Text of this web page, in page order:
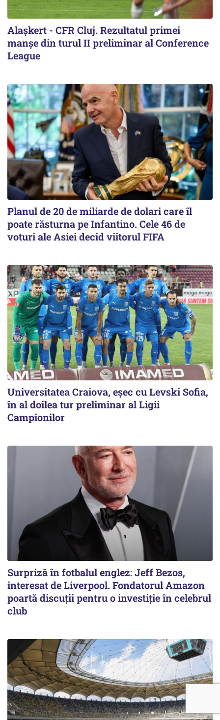
Alaşkert - CFR Cluj. Rezultatul primei
manșe din turul II preliminar al Conference
League
Planul de 20 de miliarde de dolari care îl
poate răsturna pe Infantino. Cele 46 de
voturi ale Asiei decid viitorul FIFA
Universitatea Craiova, eșec cu Levski Sofia,
în al doilea tur preliminar al Ligii
Campionilor
Surpriză în fotbalul englez: Jeff Bezos,
interesat de Liverpool. Fondatorul Amazon
poartă discuții pentru o investiție în celebrul
club